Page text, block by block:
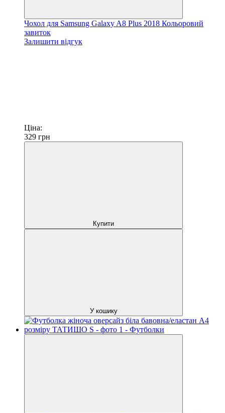
Чохол для Samsung Galaxy A8 Plus 2018 Кольоровий
завиток
Залишити відгук
Ціна:
329 грн
Купити
У кошику